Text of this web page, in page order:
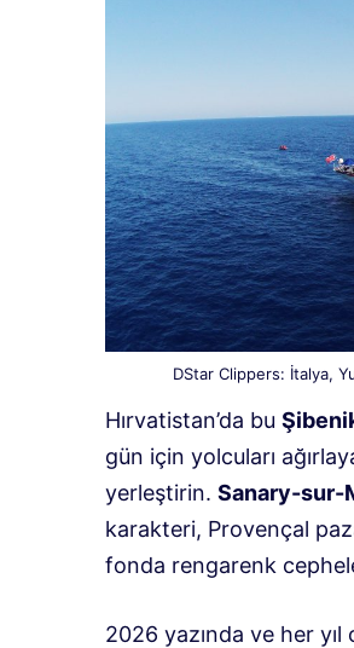
DStar Clippers: İtalya,
Hırvatistan’da bu
gün için yolcuları
yerleştirin. Sanary-sur-
karakteri, Provençal
fonda rengarenk
2026 yazında ve her